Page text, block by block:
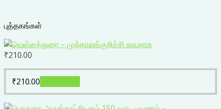
புத்தகங்கள்
₹210.00
₹210.00